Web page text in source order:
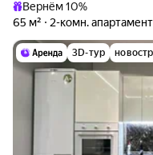
Вернём 10%
65 м²
2-комн.
3D-тур